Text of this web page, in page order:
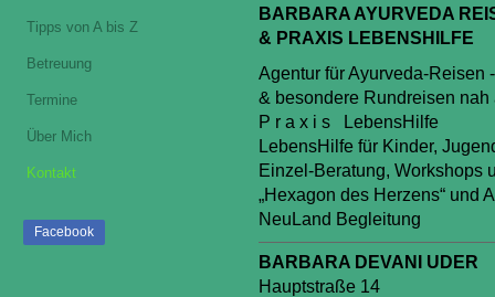
Tipps von A bis Z
Betreuung
Termine
Über Mich
Kontakt
Facebook
BARBARA AYURVEDA
& PRAXIS LEBENSHILFE
Agentur für Ayurveda-
& besondere Rundreisen
P r a x i s LebensHilfe
LebensHilfe für Kinder,
Einzel-Beratung, Workshops
„Hexagon des Herzens“ und
NeuLand Begleitung
BARBARA DEVANI UDER
Hauptstraße 14